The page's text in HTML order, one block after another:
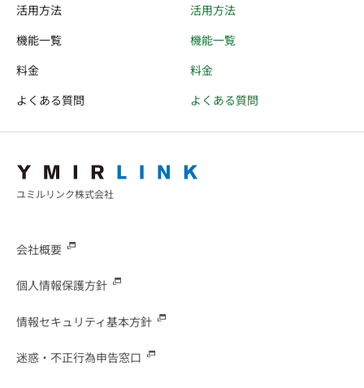
活用方法
機能一覧
料金
よくある質問
活用方法
機能一覧
料金
よくある質問
ユミルリンク株式会社
会社概要
個人情報保護方針
情報セキュリティ基本方針
迷惑・不正行為申告窓口